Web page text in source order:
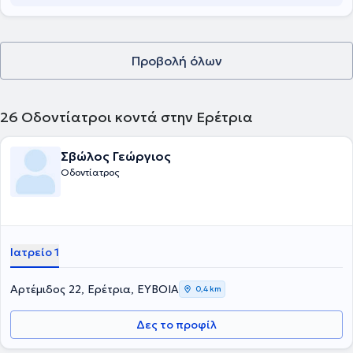
Προβολή όλων
26 Οδοντίατροι κοντά στην Ερέτρια
Σβώλος Γεώργιος
Οδοντίατρος
Ιατρείο 1
Αρτέμιδος 22, Ερέτρια, ΕΥΒΟΙΑ 0,4 km
Δες το προφίλ